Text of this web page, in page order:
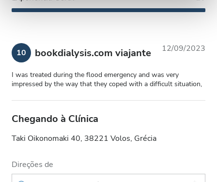
10 bookdialysis.com viajante 12/09/2023
I was treated during the flood emergency and was very
impressed by the way that they coped with a difficult situation,
Chegando à Clínica
Taki Oikonomaki 40, 38221 Volos, Grécia
Direções de